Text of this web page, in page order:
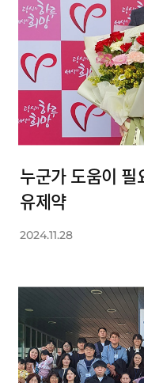
누군가 도움이
유제약
2024.11.28